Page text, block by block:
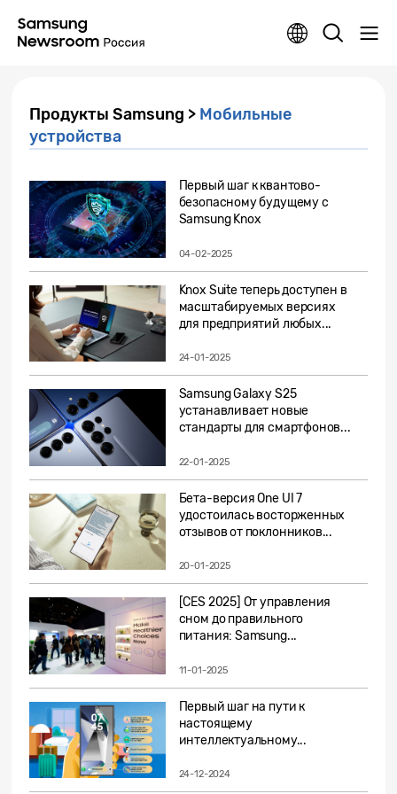
Продукты Samsung > Мобильные
устройства
Первый шаг к квантово-
безопасному будущему с
Samsung Knox
04-02-2025
Knox Suite теперь доступен в
масштабируемых версиях
для предприятий любых...
24-01-2025
Samsung Galaxy S25
устанавливает новые
стандарты для смартфонов...
22-01-2025
Бета-версия One UI 7
удостоилась восторженных
отзывов от поклонников...
20-01-2025
[CES 2025] От управления
сном до правильного
питания: Samsung...
11-01-2025
Первый шаг на пути к
настоящему
интеллектуальному...
24-12-2024